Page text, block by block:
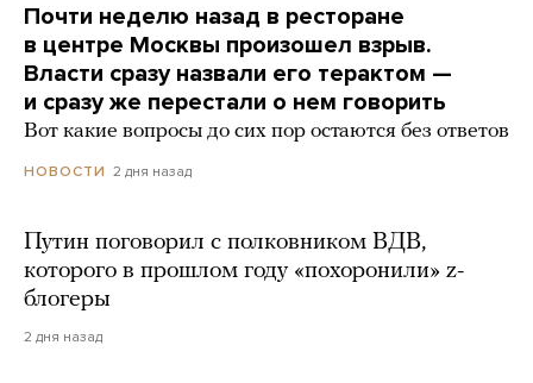
Почти неделю назад в ресторане
в центре Москвы произошел взрыв.
Власти сразу назвали его терактом —
и сразу же перестали о нем говорить
Вот какие вопросы до сих пор остаются без ответов
НОВОСТИ 2 дня назад
Путин поговорил с полковником ВДВ,
которого в прошлом году «похоронили» z-
блогеры
2 дня назад